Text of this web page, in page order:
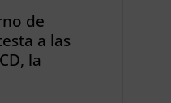
de
a las
la